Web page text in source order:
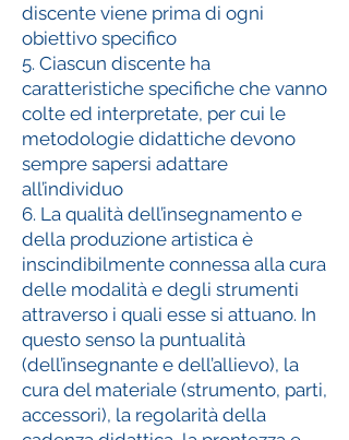
discente viene prima di ogni
obiettivo specifico
5. Ciascun discente ha
caratteristiche specifiche che vanno
colte ed interpretate, per cui le
metodologie didattiche devono
sempre sapersi adattare
all’individuo
6. La qualità dell’insegnamento e
della produzione artistica è
inscindibilmente connessa alla cura
delle modalità e degli strumenti
attraverso i quali esse si attuano. In
questo senso la puntualità
(dell’insegnante e dell’allievo), la
cura del materiale (strumento, parti,
accessori), la regolarità della